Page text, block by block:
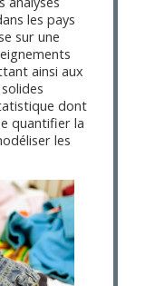
les pays
sur une
ainsi aux
dont
quantifier la
les